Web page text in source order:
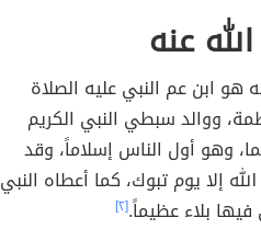
عنه
ابن عم النبي عليه الصلاة
ووالد سبطي النبي الكريم
وهو أول الناس إسلاماً، وقد
إلا يوم تبوك، كما أعطاه النبي
بلاء عظيماً.[٢]